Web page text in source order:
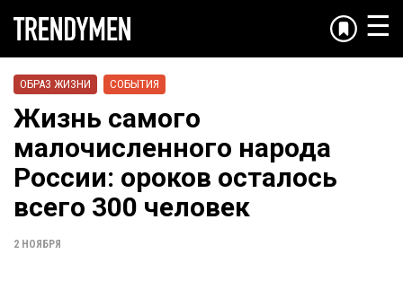
☰
ОБРАЗ ЖИЗНИ СОБЫТИЯ
Жизнь самого
малочисленного народа
России: ороков осталось
всего 300 человек
2 НОЯБРЯ